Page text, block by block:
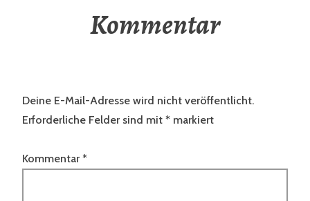
Kommentar
Deine E-Mail-Adresse wird nicht veröffentlicht.
Erforderliche Felder sind mit * markiert
Kommentar *